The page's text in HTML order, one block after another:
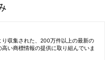
り収集された、200万件以上の最新の
い商標情報の提供に取り組んでいま